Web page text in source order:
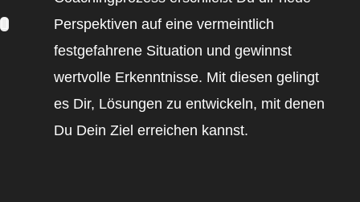
Perspektiven auf eine vermeintlich
festgefahrene Situation und gewinnst
wertvolle Erkenntnisse. Mit diesen gelingt
es Dir, Lösungen zu entwickeln, mit denen
Du Dein Ziel erreichen kannst.